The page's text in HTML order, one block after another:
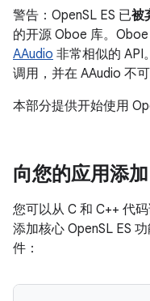
警告：OpenSL ES 已被
的开源 Oboe 库。
AAudio 非常相似的 API
调用，并在 AAudio 不
本部分提供开始使用
向您的应用添
您可以从 C 和 C++ 代
添加核心 OpenSL ES
件：